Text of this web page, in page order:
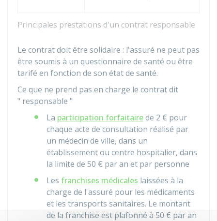
Principales prestations d'un contrat responsable
Le contrat doit être solidaire : l'assuré ne peut pas
être soumis à un questionnaire de santé ou être
tarifé en fonction de son état de santé.
Ce que ne prend pas en charge le contrat dit
" responsable "
La participation forfaitairede 2 € pour
chaque acte de consultation réalisé par
un médecin de ville, dans un
établissement ou centre hospitalier, dans
la limite de 50 € par an et par personne
Les franchises médicales laissées à la
charge de l'assuré pour les médicaments
et les transports sanitaires. Le montant
de la franchise est plafonné à 50 € par an